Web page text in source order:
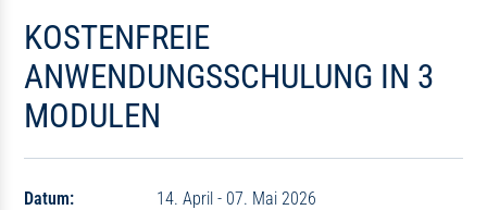
KOSTENFREIE
ANWENDUNGSSCHULUNG IN 3
MODULEN
Datum:
14. April - 07. Mai 2026